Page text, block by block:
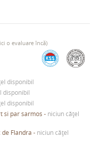
o evaluare încă)
disponibil
disponibil
disponibil
si par sarmos - niciun cățel
Flandra - niciun cățel